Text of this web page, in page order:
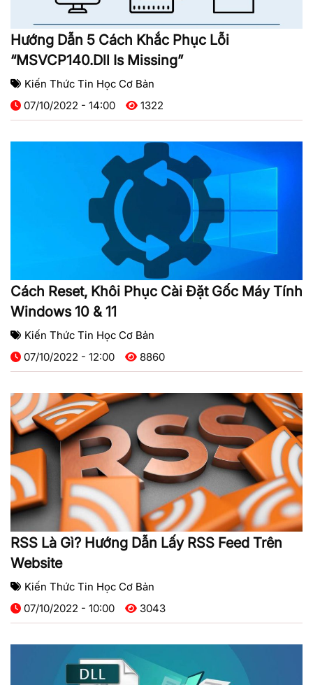
Hướng Dẫn 5 Cách Khắc Phục Lỗi
“MSVCP140.dll Is Missing”
Kiến Thức Tin Học Cơ Bản
07/10/2022 - 14:00
1322
Cách Reset, Khôi Phục Cài Đặt Gốc Máy Tính
Windows 10 & 11
Kiến Thức Tin Học Cơ Bản
07/10/2022 - 12:00
8860
RSS Là Gì? Hướng Dẫn Lấy RSS Feed Trên
Website
Kiến Thức Tin Học Cơ Bản
07/10/2022 - 10:00
3043